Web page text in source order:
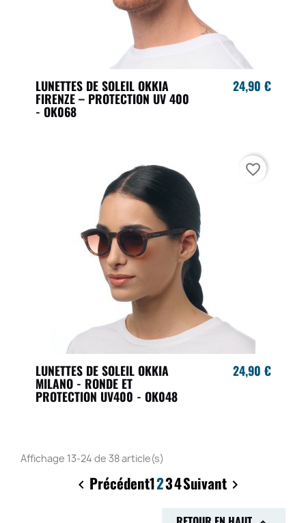
LUNETTES DE SOLEIL OKKIA
FIRENZE – PROTECTION UV 400
- OK068
24,90 €
LUNETTES DE SOLEIL OKKIA
MILANO - RONDE ET
PROTECTION UV400 - OK048
24,90 €
favorite_border
Affichage 13-24 de 38 article(s)
 Précédent1234Suivant 